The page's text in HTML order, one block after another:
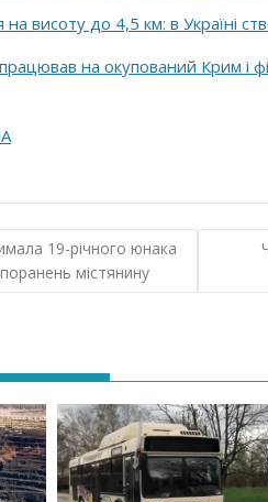
на висоту до 4,5 км: в Україні
працював на окупований Крим
19-річного юнака
містянину